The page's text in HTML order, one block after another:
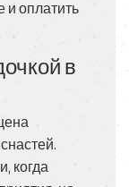
и оплатить
в
когда